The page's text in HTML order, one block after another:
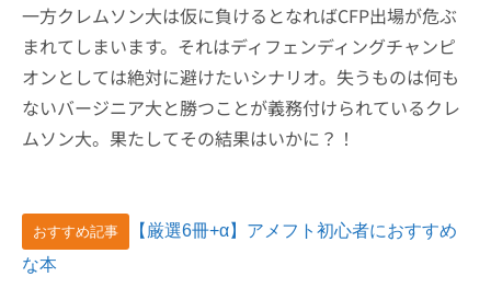
一方クレムソン大は仮に負けるとなればCFP出場が危ぶ
まれてしまいます。それはディフェンディングチャンピ
オンとしては絶対に避けたいシナリオ。失うものは何も
ないバージニア大と勝つことが義務付けられているクレ
ムソン大。果たしてその結果はいかに？！
おすすめ記事
【厳選6冊+α】アメフト初心者におすすめ
な本